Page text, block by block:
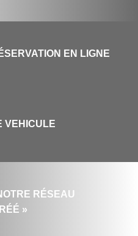
EN LIGNE
VEHICULE
RÉSEAU
»